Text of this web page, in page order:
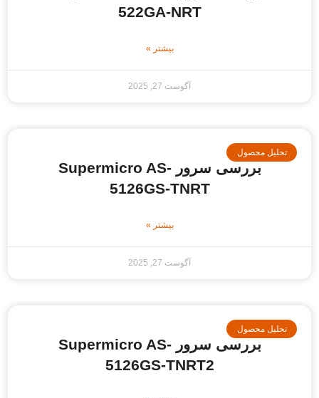
522GA-NRT
محصول
بررسی سرور Supermicro AS-
5126GS-TNRT
محصول
بررسی سرور Supermicro AS-
5126GS-TNRT2